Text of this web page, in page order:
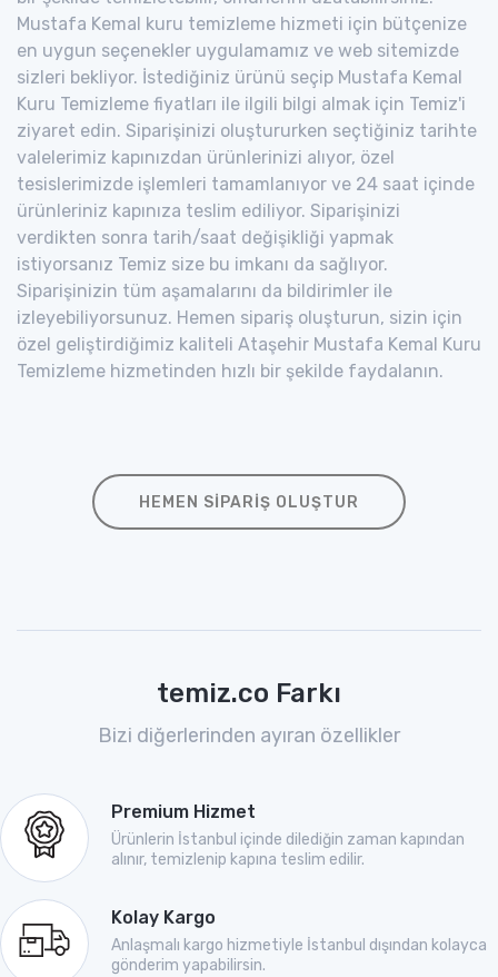
Mustafa Kemal kuru temizleme hizmeti için bütçenize
en uygun seçenekler uygulamamız ve web sitemizde
sizleri bekliyor. İstediğiniz ürünü seçip Mustafa Kemal
Kuru Temizleme fiyatları ile ilgili bilgi almak için Temiz'i
ziyaret edin. Siparişinizi oluştururken seçtiğiniz tarihte
valelerimiz kapınızdan ürünlerinizi alıyor, özel
tesislerimizde işlemleri tamamlanıyor ve 24 saat içinde
ürünleriniz kapınıza teslim ediliyor. Siparişinizi
verdikten sonra tarih/saat değişikliği yapmak
istiyorsanız Temiz size bu imkanı da sağlıyor.
Siparişinizin tüm aşamalarını da bildirimler ile
izleyebiliyorsunuz. Hemen sipariş oluşturun, sizin için
özel geliştirdiğimiz kaliteli Ataşehir Mustafa Kemal Kuru
Temizleme hizmetinden hızlı bir şekilde faydalanın.
HEMEN SIPARIŞ OLUŞTUR
temiz.co Farkı
Bizi diğerlerinden ayıran özellikler
Premium Hizmet
Ürünlerin İstanbul içinde dilediğin zaman kapından
alınır, temizlenip kapına teslim edilir.
Kolay Kargo
Anlaşmalı kargo hizmetiyle İstanbul dışından kolayca
gönderim yapabilirsin.